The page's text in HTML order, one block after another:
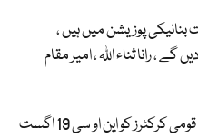
پوزیشن میں ہیں ،
، رانا ثناء اللہ ، امیر مقام
کیریبین پریمیئر لیگ ، قومی کرکٹرز کو این او سی 19 اگست